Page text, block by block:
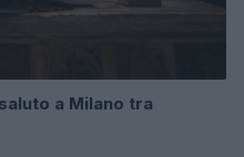
a Milano tra